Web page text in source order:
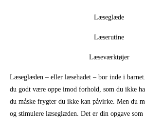
Læseglæde
Læserutine
Læseværktøjer
Læseglæden – eller læsehadet – bor inde i
du godt være oppe imod forhold, som du ikke
du måske frygter du ikke kan påvirke. Men du
og stimulere læseglæden. Det er din opgave som